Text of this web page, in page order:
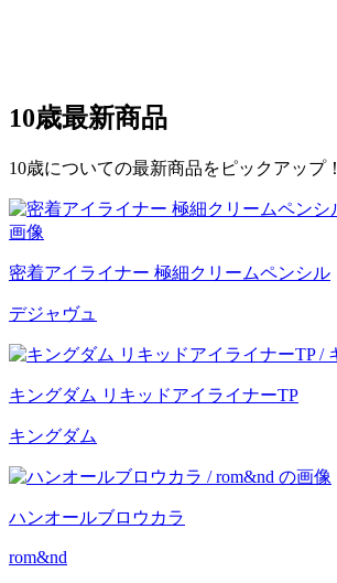
10歳最新商品
10歳についての最新商品をピックアップ！
密着アイライナー 極細クリームペンシル
デジャヴュ
キングダム リキッドアイライナーTP
キングダム
ハンオールブロウカラ
rom&nd